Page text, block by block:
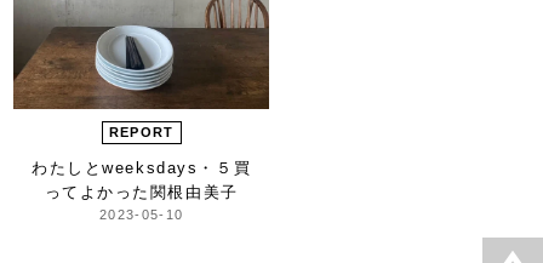
REPORT
わたしとweeksdays・５ 買
ってよかった 関根由美子
2023-05-10